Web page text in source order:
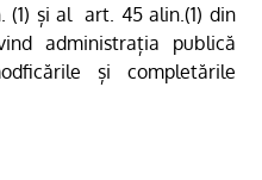
(1) și al
art. 45 alin.(1) din
administrația publică
și completările